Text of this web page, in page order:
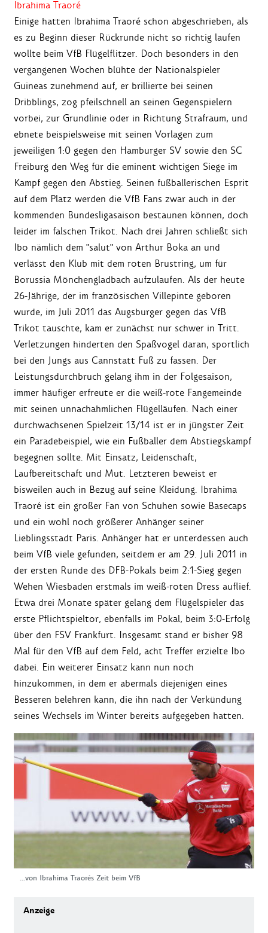
Ibrahima Traoré
Einige hatten Ibrahima Traoré schon abgeschrieben, als
es zu Beginn dieser Rückrunde nicht so richtig laufen
wollte beim VfB Flügelflitzer. Doch besonders in den
vergangenen Wochen blühte der Nationalspieler
Guineas zunehmend auf, er brillierte bei seinen
Dribblings, zog pfeilschnell an seinen Gegenspielern
vorbei, zur Grundlinie oder in Richtung Strafraum, und
ebnete beispielsweise mit seinen Vorlagen zum
jeweiligen 1:0 gegen den Hamburger SV sowie den SC
Freiburg den Weg für die eminent wichtigen Siege im
Kampf gegen den Abstieg. Seinen fußballerischen Esprit
auf dem Platz werden die VfB Fans zwar auch in der
kommenden Bundesligasaison bestaunen können, doch
leider im falschen Trikot. Nach drei Jahren schließt sich
Ibo nämlich dem "salut" von Arthur Boka an und
verlässt den Klub mit dem roten Brustring, um für
Borussia Mönchengladbach aufzulaufen. Als der heute
26-Jährige, der im französischen Villepinte geboren
wurde, im Juli 2011 das Augsburger gegen das VfB
Trikot tauschte, kam er zunächst nur schwer in Tritt.
Verletzungen hinderten den Spaßvogel daran, sportlich
bei den Jungs aus Cannstatt Fuß zu fassen. Der
Leistungsdurchbruch gelang ihm in der Folgesaison,
immer häufiger erfreute er die weiß-rote Fangemeinde
mit seinen unnachahmlichen Flügelläufen. Nach einer
durchwachsenen Spielzeit 13/14 ist er in jüngster Zeit
ein Paradebeispiel, wie ein Fußballer dem Abstiegskampf
begegnen sollte. Mit Einsatz, Leidenschaft,
Laufbereitschaft und Mut. Letzteren beweist er
bisweilen auch in Bezug auf seine Kleidung. Ibrahima
Traoré ist ein großer Fan von Schuhen sowie Basecaps
und ein wohl noch größerer Anhänger seiner
Lieblingsstadt Paris. Anhänger hat er unterdessen auch
beim VfB viele gefunden, seitdem er am 29. Juli 2011 in
der ersten Runde des DFB-Pokals beim 2:1-Sieg gegen
Wehen Wiesbaden erstmals im weiß-roten Dress auflief.
Etwa drei Monate später gelang dem Flügelspieler das
erste Pflichtspieltor, ebenfalls im Pokal, beim 3:0-Erfolg
über den FSV Frankfurt. Insgesamt stand er bisher 98
Mal für den VfB auf dem Feld, acht Treffer erzielte Ibo
dabei. Ein weiterer Einsatz kann nun noch
hinzukommen, in dem er abermals diejenigen eines
Besseren belehren kann, die ihn nach der Verkündung
seines Wechsels im Winter bereits aufgegeben hatten.
...von Ibrahima Traorés Zeit beim VfB